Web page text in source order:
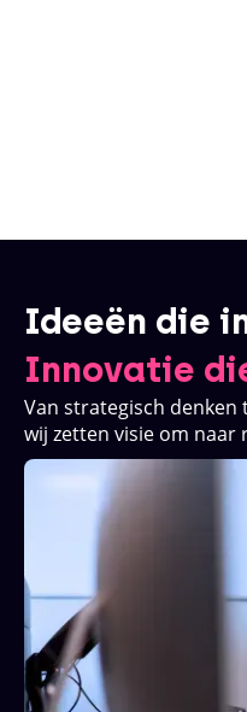
Ideeën die
Innovatie
Van strategisch
wij zetten visie om naar